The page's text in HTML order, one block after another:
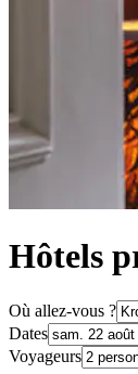
Hôtels
Où allez-vous ?
Dates
Voyageurs